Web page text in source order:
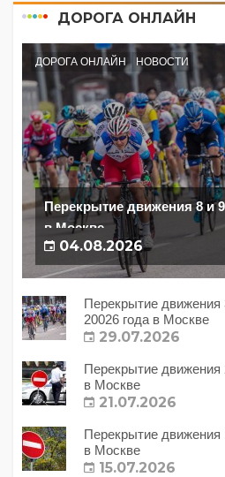
ДОРОГА ОНЛАЙН
ДОРОГА ОНЛАЙН НОВОСТИ
Перекрытие движения 8 и 9
в Москве
04.08.2026
Перекрытие движения
20026 года в Москве
29.07.2026
Перекрытие движения
в Москве
21.07.2026
Перекрытие движения
в Москве
15.07.2026